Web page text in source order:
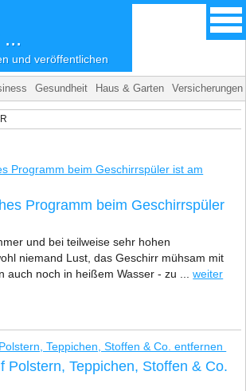
und veröffentlichen
Gesundheit Haus & Garten Versicherungen
Programm beim Geschirrspüler
und bei teilweise sehr hohen
niemand Lust, das Geschirr mühsam mit
auch noch in heißem Wasser - zu ...weiter
Polstern, Teppichen, Stoffen & Co.